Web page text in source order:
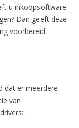
u inkoopsoftware
Dan geeft deze
voorbereid
dat er meerdere
van